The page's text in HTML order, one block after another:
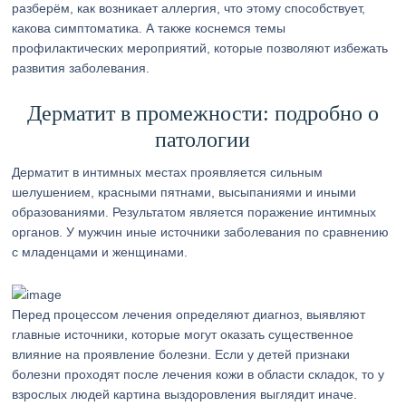
разберём, как возникает аллергия, что этому способствует,
какова симптоматика. А также коснемся темы
профилактических мероприятий, которые позволяют избежать
развития заболевания.
Дерматит в промежности: подробно о
патологии
Дерматит в интимных местах проявляется сильным
шелушением, красными пятнами, высыпаниями и иными
образованиями. Результатом является поражение интимных
органов. У мужчин иные источники заболевания по сравнению
с младенцами и женщинами.
Перед процессом лечения определяют диагноз, выявляют
главные источники, которые могут оказать существенное
влияние на проявление болезни. Если у детей признаки
болезни проходят после лечения кожи в области складок, то у
взрослых людей картина выздоровления выглядит иначе.